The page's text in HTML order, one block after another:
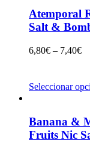
Atemporal
Salt &
6,80€ – 7,40€
Seleccionar
Banana &
Fruits Nic